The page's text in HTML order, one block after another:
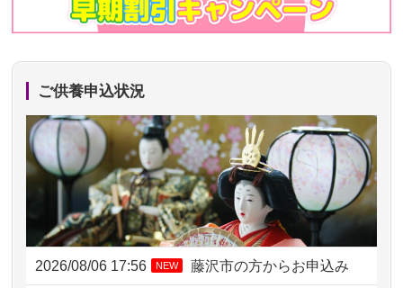
ご供養申込状況
2026/08/06 17:56 NEW 藤沢市の方からお申込み